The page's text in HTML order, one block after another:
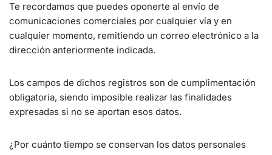
Te recordamos que puedes oponerte al envío de
comunicaciones comerciales por cualquier vía y en
cualquier momento, remitiendo un correo electrónico a la
dirección anteriormente indicada.
Los campos de dichos registros son de cumplimentación
obligatoria, siendo imposible realizar las finalidades
expresadas si no se aportan esos datos.
¿Por cuánto tiempo se conservan los datos personales